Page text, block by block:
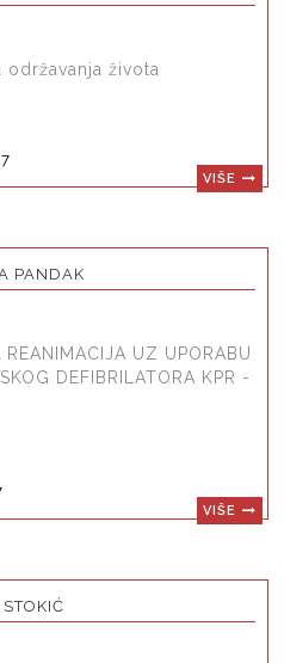
održavanja života
VIŠE
PANDAK
UZ UPORABU
DEFIBRILATORA KPR -
VIŠE